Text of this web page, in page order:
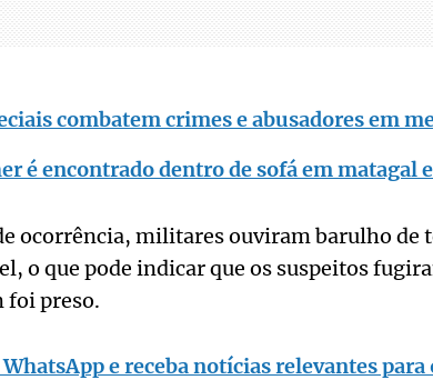
combatem crimes e abusadores em
é encontrado dentro de sofá em matagal
ocorrência, militares ouviram barulho de
o que pode indicar que os suspeitos
foi preso.
e receba notícias relevantes para